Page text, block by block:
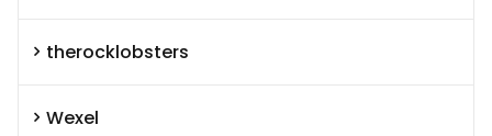
therocklobsters
Wexel